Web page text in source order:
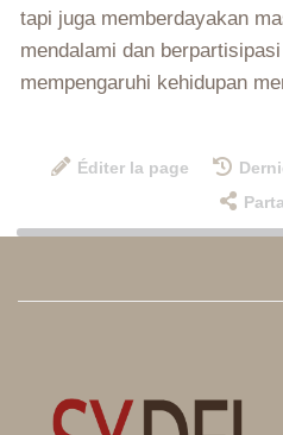
tapi juga memberdayakan
mendalami dan
mempengaruhi kehidupan
Éditer la page